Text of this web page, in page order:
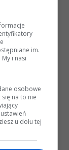
im.
i nasi
osobowe
na to nie
u dołu tej